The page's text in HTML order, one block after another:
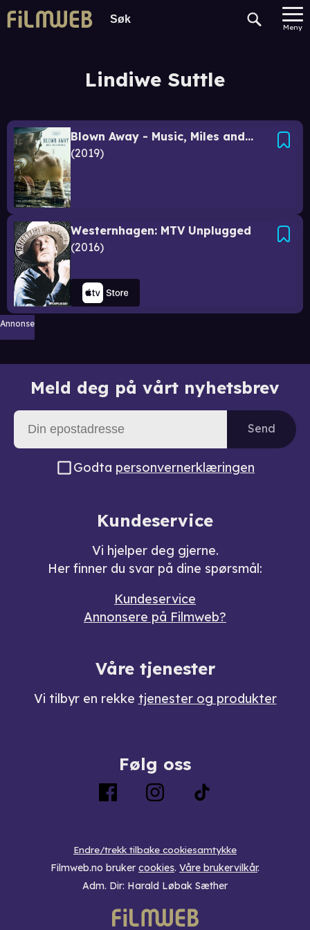
Meny
Lindiwe Suttle
Blown Away - Music, Miles and Magic
2019
Westernhagen: MTV Unplugged
2016
Annonse
Meld deg på vårt nyhetsbrev
Send
Godta personvernerklæringen
Kundeservice
Vi hjelper deg gjerne.
Her finner du svar på dine spørsmål:
Kundeservice
Annonsere på Filmweb?
Våre tjenester
Vi tilbyr en rekke tjenester og produkter
Følg oss
Endre/trekk tilbake cookiesamtykke
Filmweb.no bruker cookies. Våre brukervilkår.
Adm. Dir: Harald Løbak Sæther